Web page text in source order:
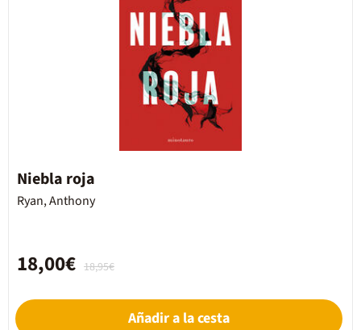
Niebla roja
Ryan, Anthony
18,95€
18,00€
Añadir a la cesta